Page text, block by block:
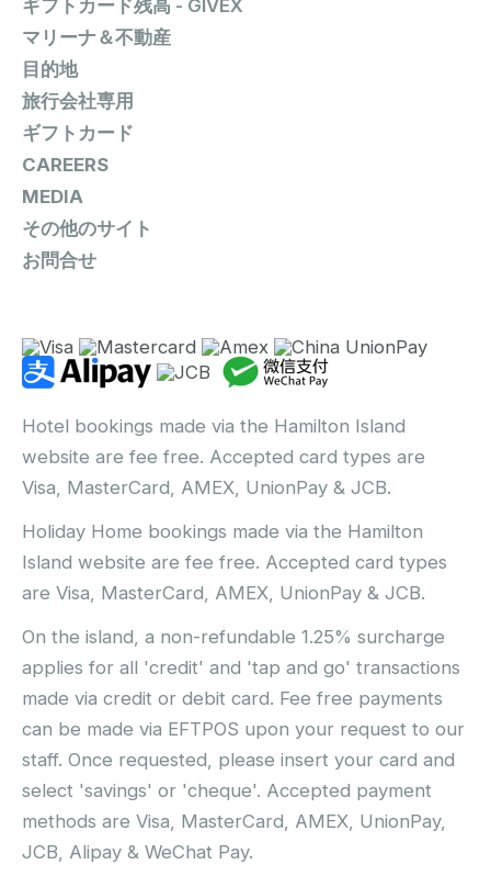
ギフトカード残高 - GIVEX
マリーナ＆不動産
目的地
旅行会社専用
ギフトカード
CAREERS
MEDIA
その他のサイト
お問合せ
Hotel bookings made via the Hamilton Island
website are fee free. Accepted card types are
Visa, MasterCard, AMEX, UnionPay & JCB.
Holiday Home bookings made via the Hamilton
Island website are fee free. Accepted card types
are Visa, MasterCard, AMEX, UnionPay & JCB.
On the island, a non-refundable 1.25% surcharge
applies for all 'credit' and 'tap and go' transactions
made via credit or debit card. Fee free payments
can be made via EFTPOS upon your request to our
staff. Once requested, please insert your card and
select 'savings' or 'cheque'. Accepted payment
methods are Visa, MasterCard, AMEX, UnionPay,
JCB, Alipay & WeChat Pay.